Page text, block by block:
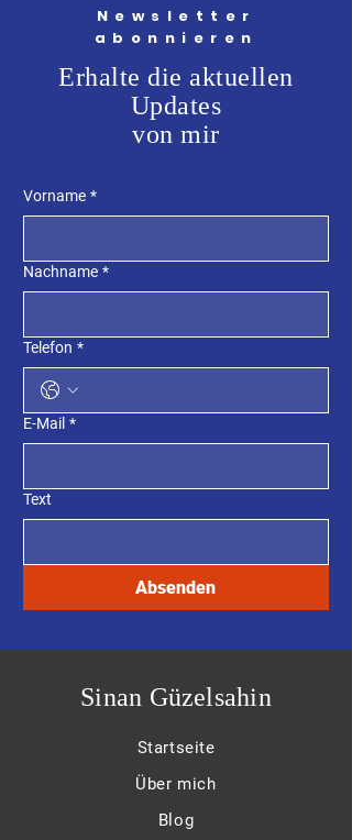
Newsletter
abonnieren
Erhalte die aktuellen
Updates
von mir
Vorname *
Nachname *
Telefon *
E-Mail *
Text
Absenden
Sinan Güzelsahin
Startseite
Über mich
Blog